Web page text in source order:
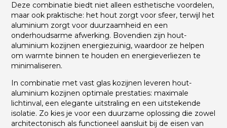
Deze combinatie biedt niet alleen esthetische voordelen,
maar ook praktische: het hout zorgt voor sfeer, terwijl het
aluminium zorgt voor duurzaamheid en een
onderhoudsarme afwerking. Bovendien zijn hout-
aluminium kozijnen energiezuinig, waardoor ze helpen
om warmte binnen te houden en energieverliezen te
minimaliseren.
In combinatie met vast glas kozijnen leveren hout-
aluminium kozijnen optimale prestaties: maximale
lichtinval, een elegante uitstraling en een uitstekende
isolatie. Zo kies je voor een duurzame oplossing die zowel
architectonisch als functioneel aansluit bij de eisen van